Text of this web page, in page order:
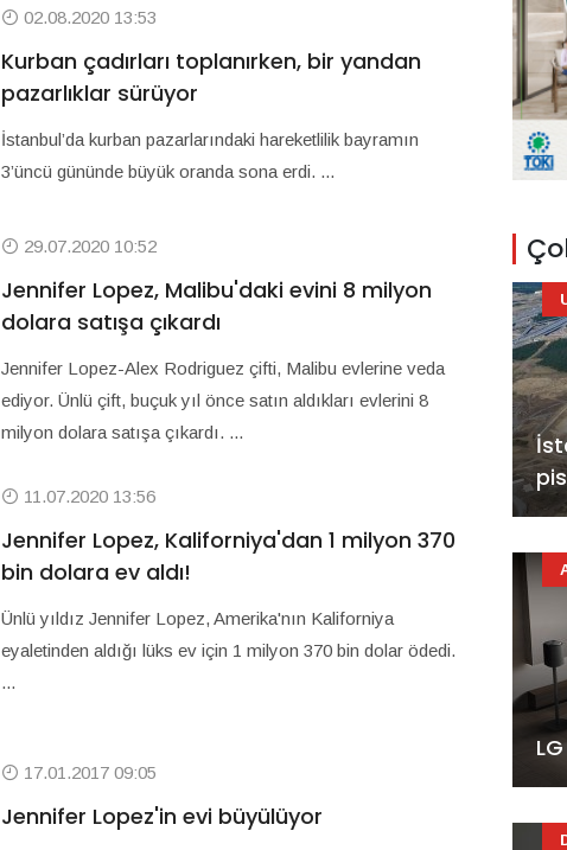
02.08.2020 13:53
Kurban çadırları toplanırken, bir yandan
pazarlıklar sürüyor
İstanbul’da kurban pazarlarındaki hareketlilik bayramın
3’üncü gününde büyük oranda sona erdi. ...
29.07.2020 10:52
Jennifer Lopez, Malibu'daki evini 8 milyon
dolara satışa çıkardı
Jennifer Lopez-Alex Rodriguez çifti, Malibu evlerine veda
ediyor. Ünlü çift, buçuk yıl önce satın aldıkları evlerini 8
milyon dolara satışa çıkardı. ...
11.07.2020 13:56
Jennifer Lopez, Kaliforniya'dan 1 milyon 370
bin dolara ev aldı!
Ünlü yıldız Jennifer Lopez, Amerika'nın Kaliforniya
eyaletinden aldığı lüks ev için 1 milyon 370 bin dolar ödedi.
...
17.01.2017 09:05
Jennifer Lopez'in evi büyülüyor